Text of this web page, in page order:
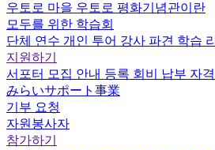
우토로 마을 우토로 평화기념관이란
모두를 위한 학습회
단체 연수 개인 투어 강사 파견 학습
지원하기
서포터 모집 안내 등록 회비 납부 자
みらいサポート事業
기부 요청
자원봉사자
참가하기